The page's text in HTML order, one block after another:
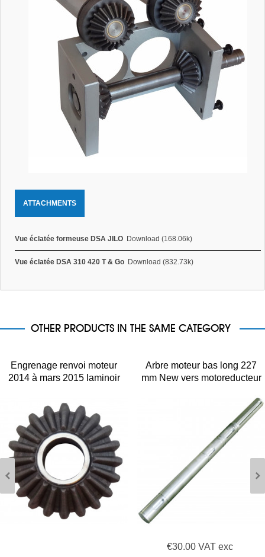
ATTACHMENTS
Vue éclatée formeuse DSA JILO Download (168.06k)
Vue éclatée DSA 310 420 T & Go Download (832.73k)
OTHER PRODUCTS IN THE SAME CATEGORY
Engrenage renvoi moteur
2014 à mars 2015 laminoir
Arbre moteur bas long 227
mm New vers motoreducteur
Prismafood 3A010072
€30.00 VAT exc